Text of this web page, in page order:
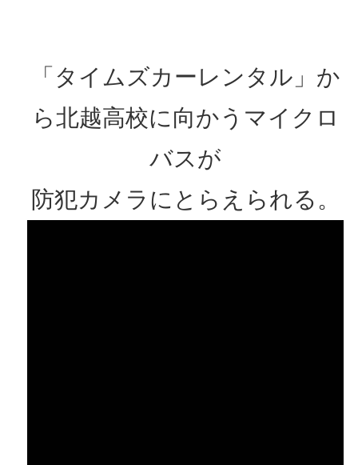
「タイムズカーレンタル」か
ら北越高校に向かうマイクロ
バスが
防犯カメラにとらえられる。